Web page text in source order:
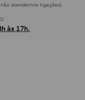
atendemos ligações)
às 17h.